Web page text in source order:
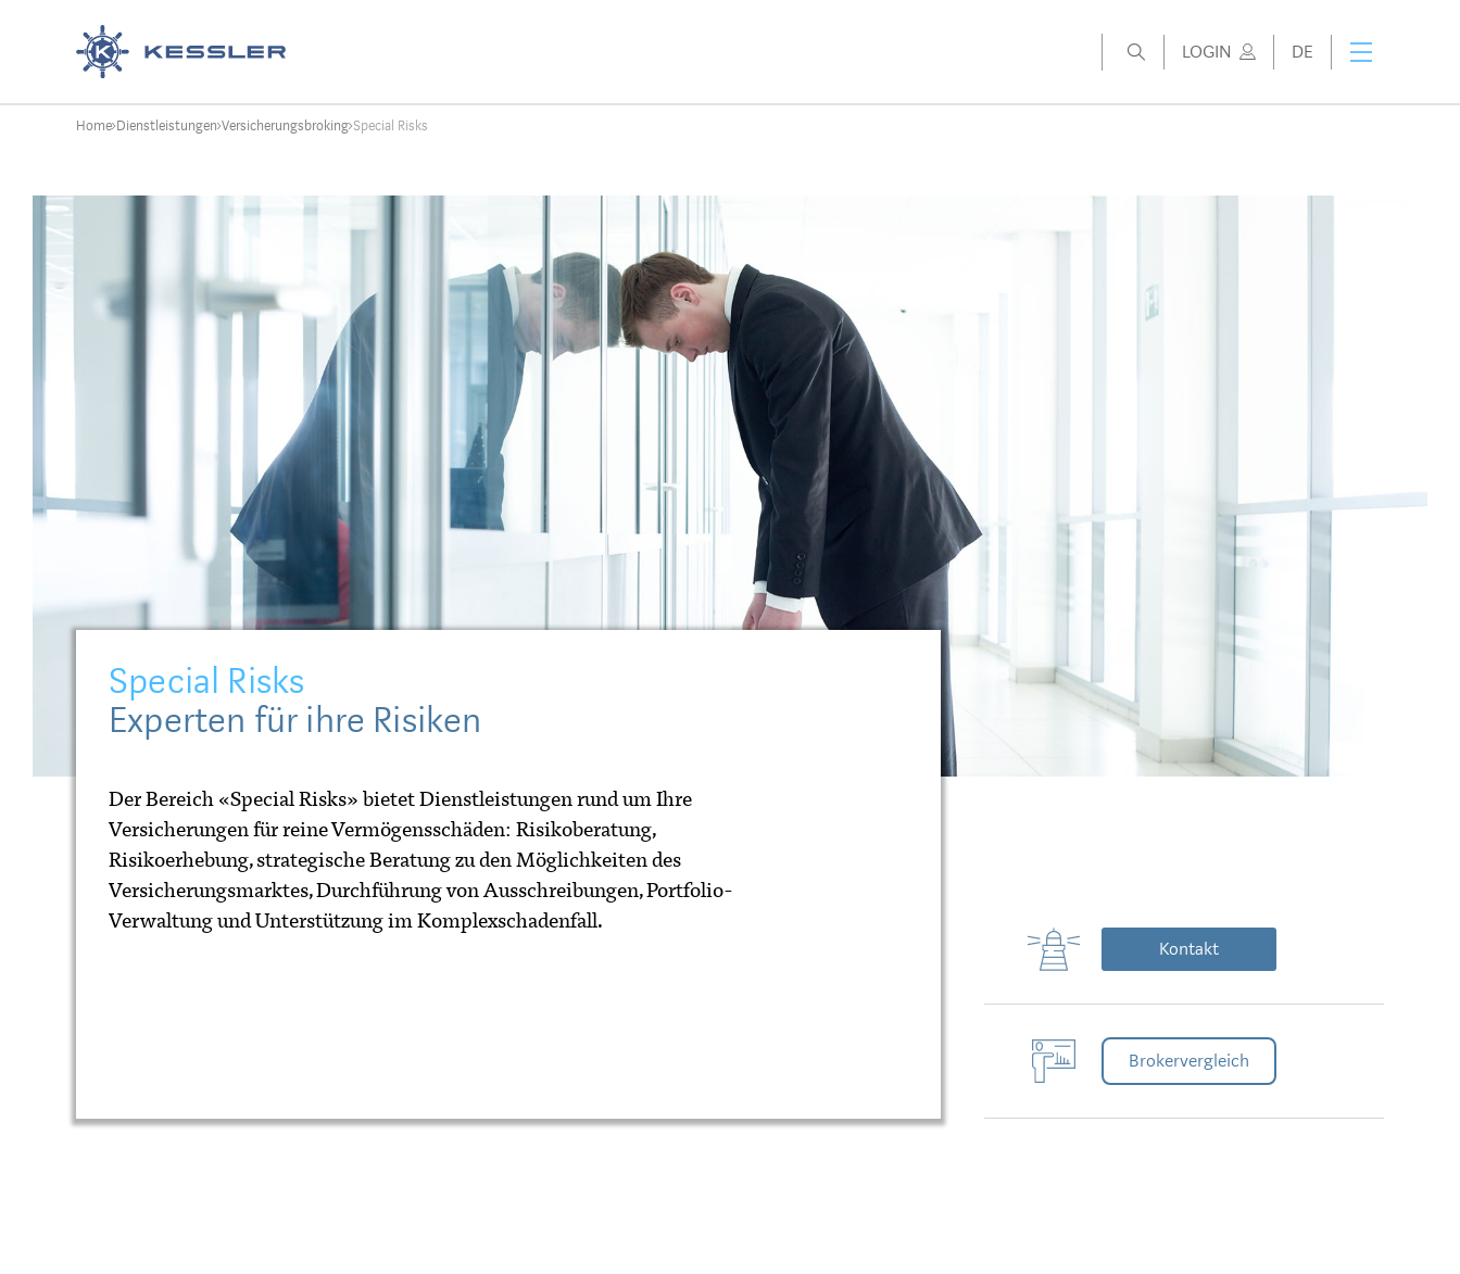
Kessler LOGIN DE
Home Dienstleistungen Versicherungsbroking Special Risks
Special Risks
Experten für ihre Risiken
Der Bereich «Special Risks» bietet Dienstleistungen rund um Ihre
Versicherungen für reine Vermögensschäden: Risikoberatung,
Risikoerhebung, strategische Beratung zu den Möglichkeiten des
Versicherungsmarktes, Durchführung von Ausschreibungen, Portfolio-
Verwaltung und Unterstützung im Komplexschadenfall.
Kontakt
Brokervergleich